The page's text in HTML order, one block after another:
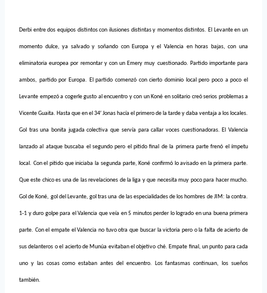
Derbi entre dos equipos distintos con ilusiones distintas y momentos distintos. El Levante en un
momento dulce, ya salvado y soñando con Europa y el Valencia en horas bajas, con una
eliminatoria europea por remontar y con un Emery muy cuestionado. Partido importante para
ambos, partido por Europa. El partido comenzó con cierto dominio local pero poco a poco el
Levante empezó a cogerle gusto al encuentro y con un Koné en solitario creó serios problemas a
Vicente Guaita. Hasta que en el 34′ Jonas hacía el primero de la tarde y daba ventaja a los locales.
Gol tras una bonita jugada colectiva que servía para callar voces cuestionadoras. El Valencia
lanzado al ataque buscaba el segundo pero el pitido final de la primera parte frenó el ímpetu
local. Con el pitido que iniciaba la segunda parte, Koné confirmó lo avisado en la primera parte.
Que este chico es una de las revelaciones de la liga y que necesita muy poco para hacer mucho.
Gol de Koné, gol del Levante, gol tras una de las especialidades de los hombres de JIM: la contra.
1-1 y duro golpe para el Valencia que veía en 5 minutos perder lo logrado en una buena primera
parte. Con el empate el Valencia no tuvo otra que buscar la victoria pero o la falta de acierto de
sus delanteros o el acierto de Munúa evitaban el objetivo ché. Empate final, un punto para cada
uno y las cosas como estaban antes del encuentro. Los fantasmas continuan, los sueños
también.